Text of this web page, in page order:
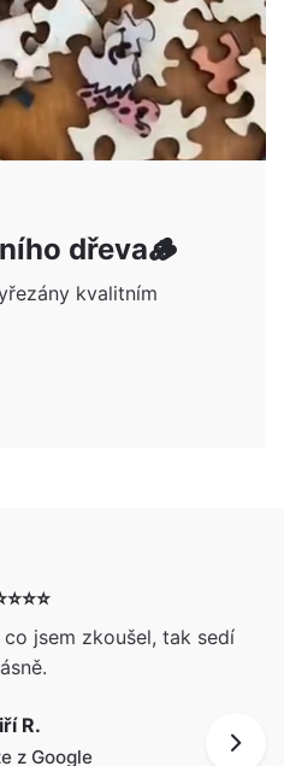
dřeva🪵
kvalitním
jsem zkoušel, tak sedí
R.
z Google